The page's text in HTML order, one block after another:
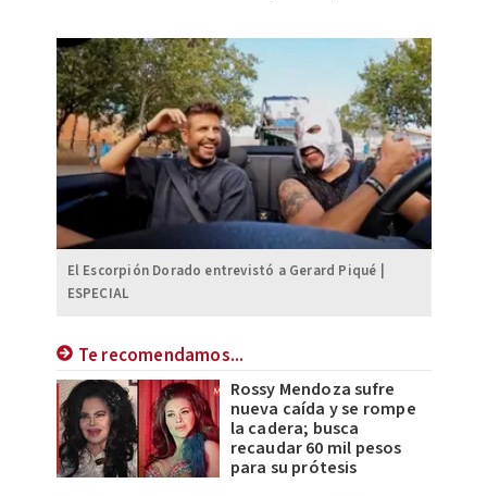
El Escorpión Dorado entrevistó a Gerard Piqué |
ESPECIAL
Te recomendamos...
Rossy Mendoza sufre
nueva caída y se rompe
la cadera; busca
recaudar 60 mil pesos
para su prótesis